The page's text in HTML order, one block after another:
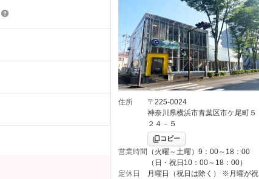
住所
〒225-0024
神奈川県横浜市青葉区市ケ尾町５
２４－５
コピー
営業時間 （火曜～土曜）9：00～18：00
（日・祝日10：00～18：00）
定休日
月曜日（祝日は除く） ※月曜が祝